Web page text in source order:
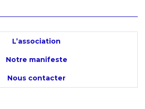
L’association
Notre manifeste
Nous contacter